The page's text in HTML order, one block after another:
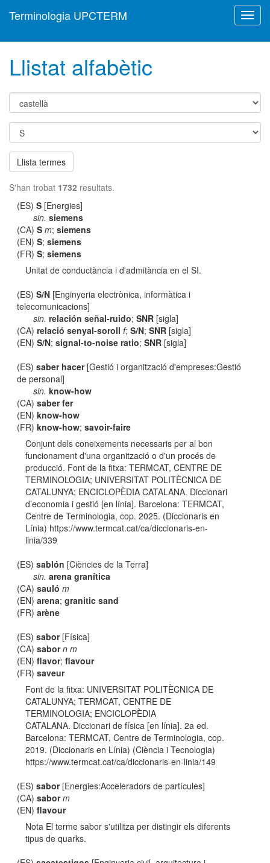
Terminologia UPCTERM
Llistat alfabètic
Llista termes
S'han trobat 1732 resultats.
(ES)S [Energies]
sin. siemens
(CA)S m;siemens
(EN)S;siemens
(FR)S;siemens
Unitat de conductància i d'admitància en el SI.
(ES)S/N [Enginyeria electrònica, informàtica i
telecomunicacions]
sin. relación señal-ruido; SNR[sigla]
(CA)relació senyal-soroll f;S/N;SNR [sigla]
(EN)S/N;signal-to-noise ratio;SNR [sigla]
(ES)saber hacer[Gestió i organització d'empreses:Gestió
de personal]
sin. know-how
(CA)saber fer
(EN)know-how
(FR)know-how;savoir-faire
Conjunt dels coneixements necessaris per al bon
funcionament d'una organització o d'un procés de
producció. Font de la fitxa: TERMCAT, CENTRE DE
TERMINOLOGIA; UNIVERSITAT POLITÈCNICA DE
CATALUNYA; ENCICLOPÈDIA CATALANA. Diccionari
d’economia i gestió [en línia]. Barcelona: TERMCAT,
Centre de Terminologia, cop. 2025. (Diccionaris en
Línia) https://www.termcat.cat/ca/diccionaris-en-
linia/339
(ES)sablón [Ciències de la Terra]
sin. arena granítica
(CA)sauló m
(EN)arena;granitic sand
(FR)arène
(ES)sabor[Física]
(CA)sabor n m
(EN)flavor;flavour
(FR)saveur
Font de la fitxa: UNIVERSITAT POLITÈCNICA DE
CATALUNYA; TERMCAT, CENTRE DE
TERMINOLOGIA; ENCICLOPÈDIA
CATALANA. Diccionari de física [en línia]. 2a ed.
Barcelona: TERMCAT, Centre de Terminologia, cop.
2019. (Diccionaris en Línia) (Ciència i Tecnologia)
https://www.termcat.cat/ca/diccionaris-en-linia/149
(ES)sabor[Energies:Acceleradors de partícules]
(CA)sabor m
(EN)flavour
Nota El terme sabor s'utilitza per distingir els diferents
tipus de quarks.